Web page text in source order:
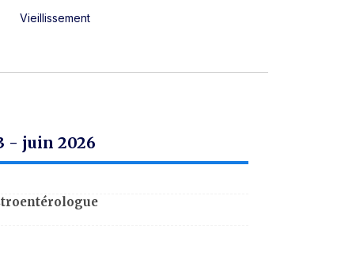
Vieillissement
- juin 2026